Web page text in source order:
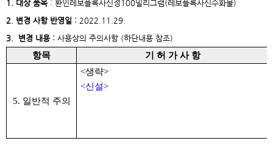
1. 대상품목 : 환인레보플록사신정100밀리그램(레보플록사신수화물)
2. 변경 사항 반영일 : 2022.11.29.
3. 변경 내용 : 사용상의 주의사항 (하단내용 참조)
항목 기 허 가 사 항
5. 일반적 주의
<생략>
<신설>